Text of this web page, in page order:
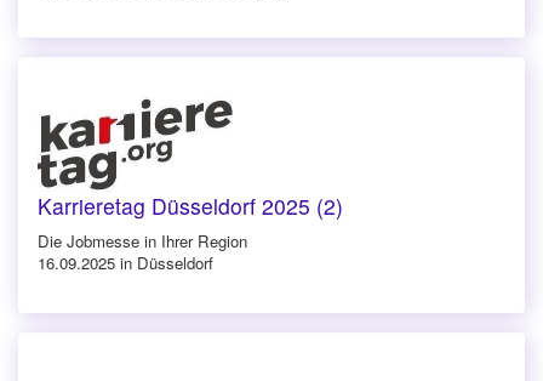
Karrieretag Düsseldorf 2025 (2)
Die Jobmesse in Ihrer Region
16.09.2025 in Düsseldorf